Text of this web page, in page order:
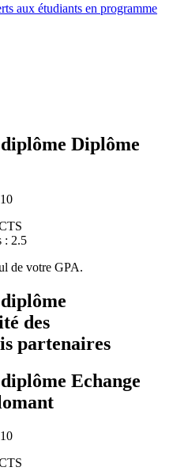
aux étudiants en programme
Diplôme
: 2.5
de votre GPA.
des
partenaires
Echange